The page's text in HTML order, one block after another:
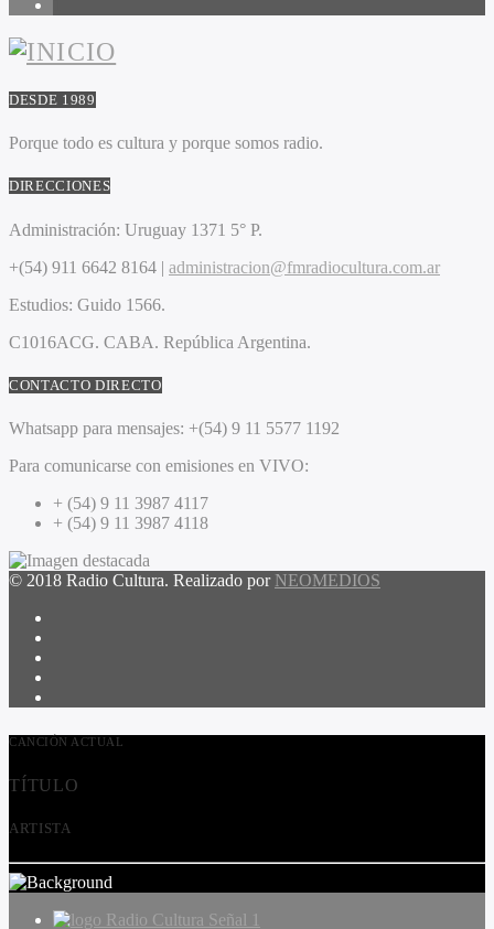
DESDE 1989
Porque todo es cultura y porque somos radio.
DIRECCIONES
Administración: Uruguay 1371 5° P.
+(54) 911 6642 8164 | administracion@fmradiocultura.com.ar
Estudios: Guido 1566.
C1016ACG. CABA. República Argentina.
CONTACTO DIRECTO
Whatsapp para mensajes: +(54) 9 11 5577 1192
Para comunicarse con emisiones en VIVO:
+ (54) 9 11 3987 4117
+ (54) 9 11 3987 4118
© 2018 Radio Cultura. Realizado por NEOMEDIOS
CANCIÓN ACTUAL
TÍTULO
ARTISTA
Radio Cultura Señal 1